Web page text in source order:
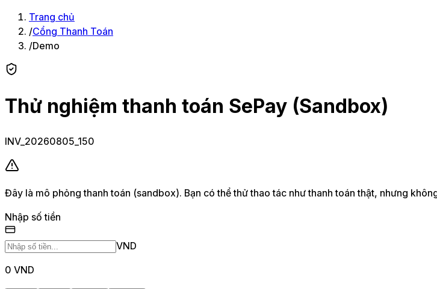
Trang chủ
/Cổng Thanh Toán
/Demo
Thử nghiệm thanh toán SePay (Sandbox)
INV_20260805_150
Đây là mô phỏng thanh toán (sandbox). Bạn có thể thử thao tác như thanh toán thật, nhưng
Nhập số tiền
VND
0 VND